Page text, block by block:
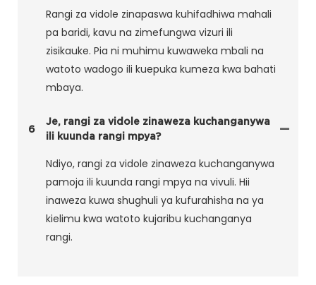
Rangi za vidole zinapaswa kuhifadhiwa mahali
pa baridi, kavu na zimefungwa vizuri ili
zisikauke. Pia ni muhimu kuwaweka mbali na
watoto wadogo ili kuepuka kumeza kwa bahati
mbaya.
6
Je, rangi za vidole zinaweza kuchanganywa
ili kuunda rangi mpya?
Ndiyo, rangi za vidole zinaweza kuchanganywa
pamoja ili kuunda rangi mpya na vivuli. Hii
inaweza kuwa shughuli ya kufurahisha na ya
kielimu kwa watoto kujaribu kuchanganya
rangi.